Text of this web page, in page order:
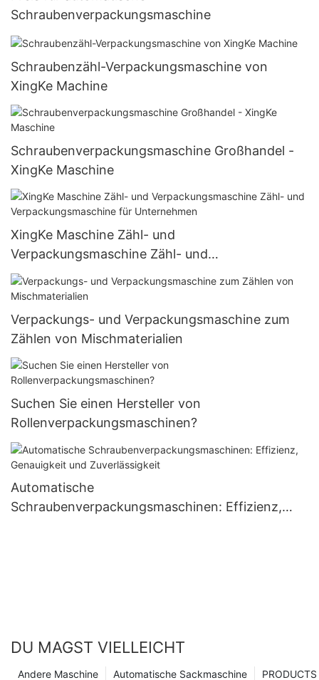
Schraubenverpackungsmaschine
Schraubenzähl-Verpackungsmaschine von
XingKe Machine
Schraubenverpackungsmaschine Großhandel -
XingKe Maschine
XingKe Maschine Zähl- und
Verpackungsmaschine Zähl- und
Verpackungsmaschine für Unternehmen
Verpackungs- und Verpackungsmaschine zum
Zählen von Mischmaterialien
Suchen Sie einen Hersteller von
Rollenverpackungsmaschinen?
Automatische
Schraubenverpackungsmaschinen: Effizienz,
DU MAGST VIELLEICHT
PRODUCTS
Automatische Sackmaschine
Andere Maschine